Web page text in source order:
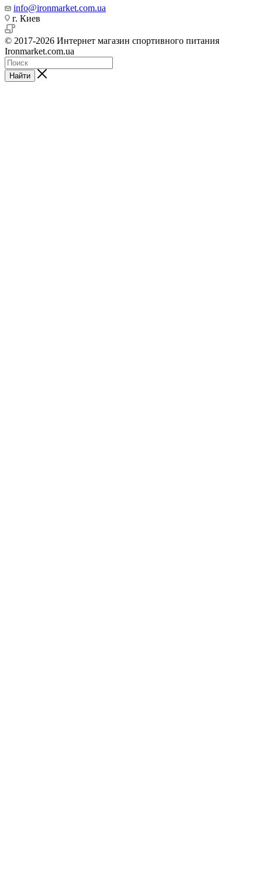
info@ironmarket.com.ua
г. Киев
© 2017-2026 Интернет магазин спортивного питания
Ironmarket.com.ua
Найти